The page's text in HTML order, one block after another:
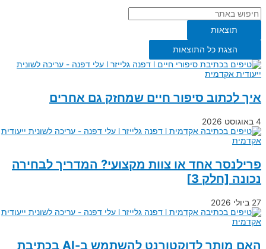
תוצאות
הצגת כל התוצאות
איך לכתוב סיפור חיים שמחזק גם אחרים
פרילנסר אחד או צוות מקצועי? המדריך לבחירה
נכונה [חלק 3]
27 ביולי 2026
האם מותר לדוקטורנט להשתמש ב-AI בכתיבת